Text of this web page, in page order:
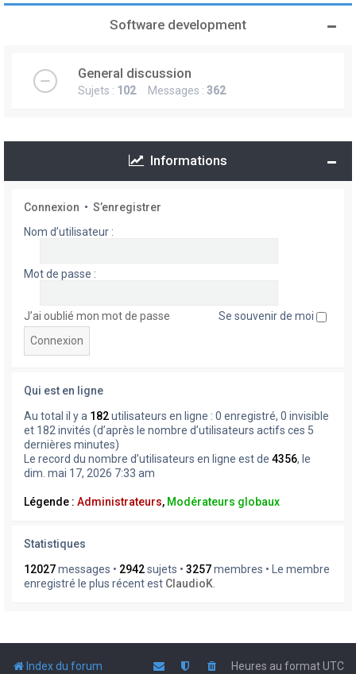
Software development
General discussion
Sujets : 102Messages : 362
Informations
Connexion • S’enregistrer
Nom d’utilisateur :
Mot de passe :
J’ai oublié mon mot de passe Se souvenir de moi
Qui est en ligne
Au total il y a 182utilisateurs en ligne : 0 enregistré, 0 invisible
et 182 invités (d’après le nombre d’utilisateurs actifs ces 5
dernières minutes)
Le record du nombre d’utilisateurs en ligne est de 4356, le
dim. mai 17, 2026 7:33 am
Légende : Administrateurs, Modérateurs globaux
Statistiques
12027messages • 2942sujets • 3257membres • Le membre
enregistré le plus récent est ClaudioK
Index du forum Heures au formatUTC